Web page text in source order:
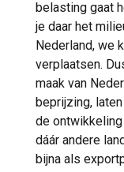
belasting gaat
je daar het
Nederland, we
verplaatsen.
maak van
beprijzing,
de
dáár andere
bijna als